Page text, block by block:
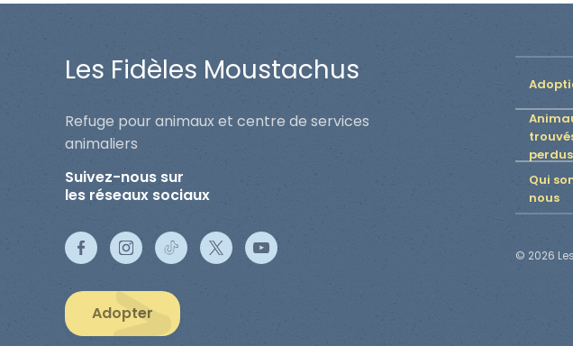
Les Fidèles Moustachus
Refuge pour animaux et centre de services
animaliers
Suivez-nous sur
les réseaux sociaux
Adopter
perdus
Qui
nous
© 2026